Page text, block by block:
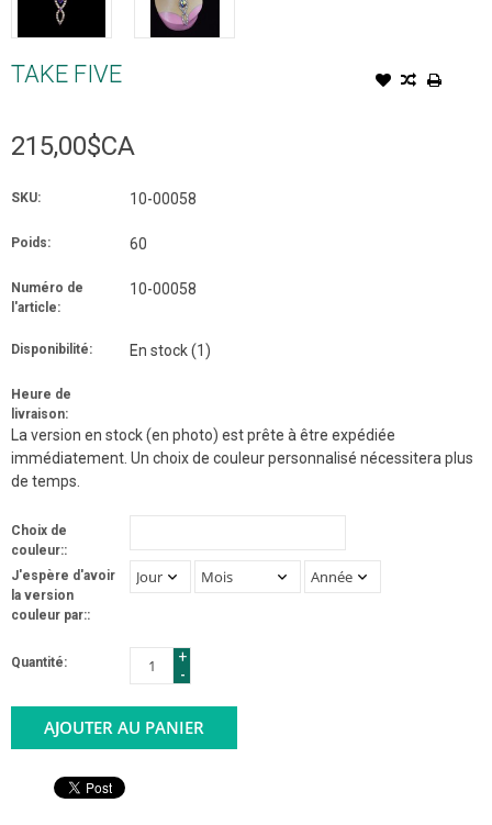
TAKE FIVE
215,00$CA
SKU: 10-00058
Poids: 60
Numéro de
l'article:
10-00058
Disponibilité: En stock(1)
Heure de
livraison:
La version en stock (en photo) est prête à être expédiée
immédiatement. Un choix de couleur personnalisé nécessitera plus
de temps.
Choix de
couleur::
J'espère d'avoir
la version
couleur par::
Quantité:
+
-
AJOUTER AU PANIER